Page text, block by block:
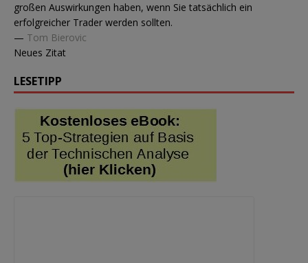
großen Auswirkungen haben, wenn Sie tatsächlich ein
erfolgreicher Trader werden sollten.
— Tom Bierovic
Neues Zitat
LESETIPP